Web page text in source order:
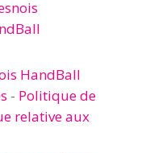
HandBall
- Politique de
relative aux